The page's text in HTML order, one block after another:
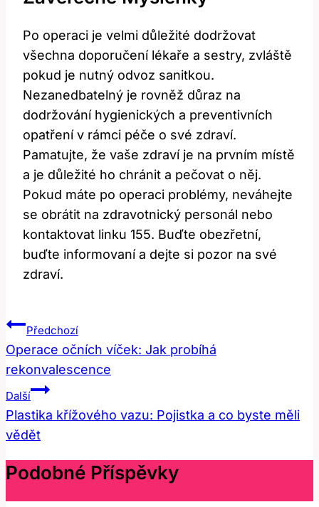
Po operaci je velmi důležité dodržovat
všechna doporučení lékaře a sestry, zvláště
pokud je nutný odvoz sanitkou.
Nezanedbatelný je rovněž důraz na
dodržování hygienických a preventivních
opatření v rámci péče o své zdraví.
Pamatujte, že vaše zdraví je na prvním místě
a je důležité ho chránit a pečovat o něj.
Pokud máte po operaci problémy, neváhejte
se obrátit na zdravotnický personál nebo
kontaktovat linku 155. Buďte obezřetní,
buďte informovaní a dejte si pozor na své
zdraví.
Navigace
Pro
Příspěvek
Předchozí
Operace očních víček: Jak probíhá
rekonvalescence
Další
Plastika křížového vazu: Pojistka a co byste měli
vědět
Podobné Příspěvky